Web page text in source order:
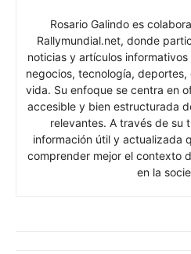
Rosario Galindo es
Rallymundial.net, donde
noticias y artículos
negocios, tecnología,
vida. Su enfoque se centra en
accesible y bien estructurada
relevantes. A través de su
información útil y actualizada
comprender mejor el contexto
en la